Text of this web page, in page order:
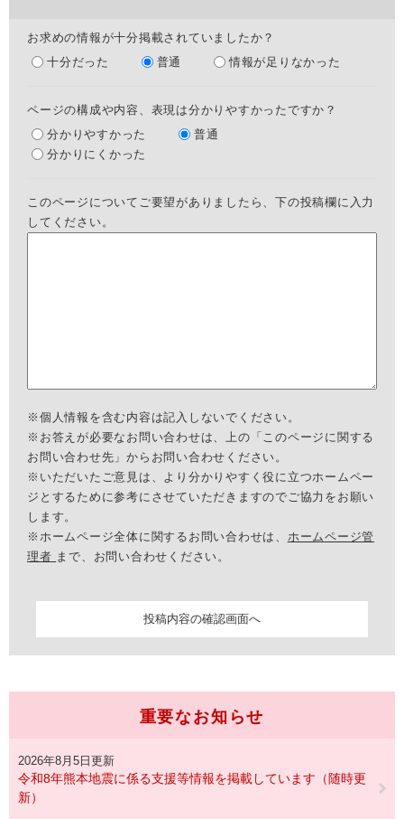
お求めの情報が十分掲載されていましたか？
十分だった
普通 情報が足りなかった
ページの構成や内容、表現は分かりやすかったですか？
分かりやすかった
普通
分かりにくかった
このページについてご要望がありましたら、下の投稿欄に入力
してください。
※個人情報を含む内容は記入しないでください。
※お答えが必要なお問い合わせは、上の「このページに関する
お問い合わせ先」からお問い合わせください。
※いただいたご意見は、より分かりやすく役に立つホームペー
ジとするために参考にさせていただきますのでご協力をお願い
します。
※ホームページ全体に関するお問い合わせは、 ホームページ管
理者 まで、お問い合わせください。
重要なお知らせ
2026年8月5日更新
令和8年熊本地震に係る支援等情報を掲載しています（随時更
新）